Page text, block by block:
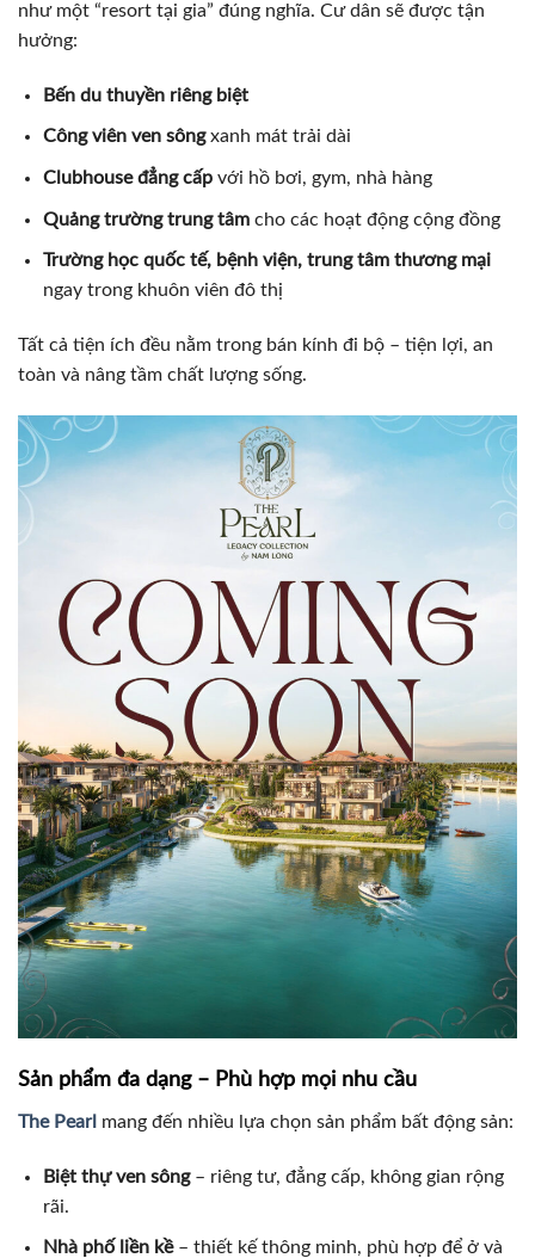
như một “resort tại gia” đúng nghĩa. Cư dân sẽ được tận
hưởng:
Bến du thuyền riêng biệt
Công viên ven sôngxanh mát trải dài
Clubhouse đẳng cấpvới hồ bơi, gym, nhà hàng
Quảng trường trung tâmcho các hoạt động cộng đồng
Trường học quốc tế, bệnh viện, trung tâm thương mại
ngay trong khuôn viên đô thị
Tất cả tiện ích đều nằm trong bán kính đi bộ – tiện lợi, an
toàn và nâng tầm chất lượng sống.
Sản phẩm đa dạng – Phù hợp mọi nhu cầu
The Pearl mang đến nhiều lựa chọn sản phẩm bất động sản:
Biệt thự ven sông– riêng tư, đẳng cấp, không gian rộng
rãi.
Nhà phố liền kề– thiết kế thông minh, phù hợp để ở và